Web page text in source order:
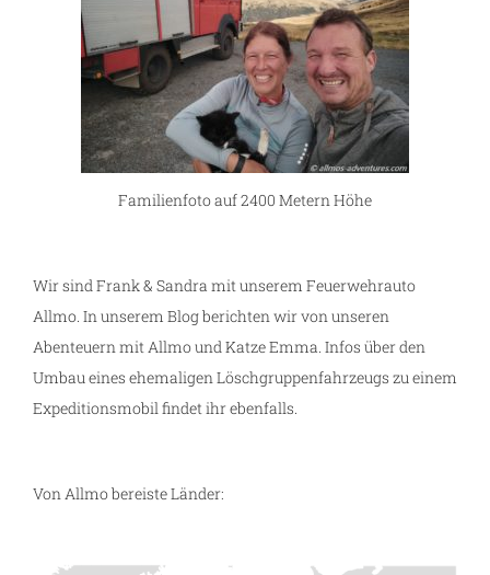
Familienfoto auf 2400 Metern Höhe
Wir sind Frank & Sandra mit unserem Feuerwehrauto
Allmo. In unserem Blog berichten wir von unseren
Abenteuern mit Allmo und Katze Emma. Infos über den
Umbau eines ehemaligen Löschgruppenfahrzeugs zu einem
Expeditionsmobil findet ihr ebenfalls.
Von Allmo bereiste Länder: